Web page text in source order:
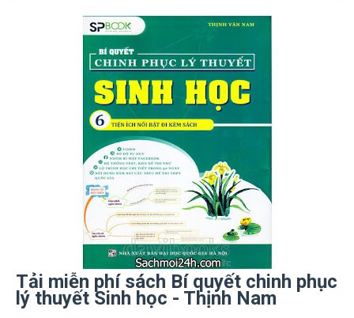
Tải miễn phí sách Bí quyết chinh phục
lý thuyết Sinh học - Thịnh Nam